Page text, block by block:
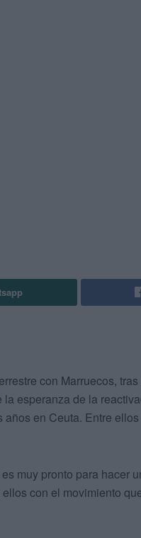
con Marruecos, tras
la esperanza de la
en Ceuta. Entre
muy pronto para hacer
con el movimiento